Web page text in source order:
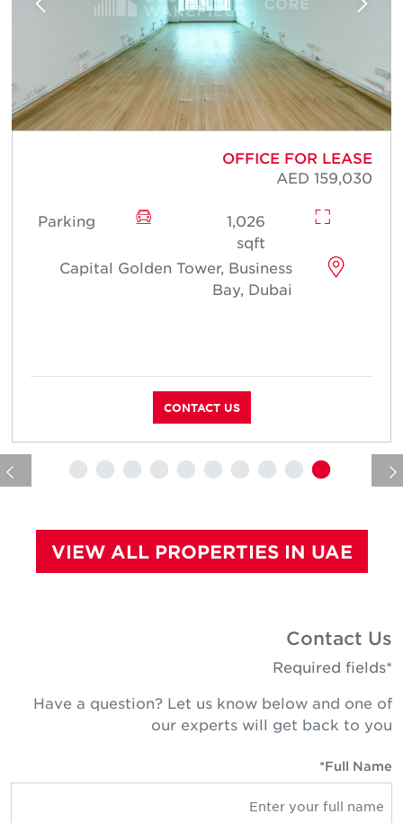
OFFICE FOR LEASE
AED 159,030
1,026
sqft
Parking
Capital Golden Tower, Business
Bay, Dubai
CONTACT US
VIEW ALL PROPERTIES IN UAE
Contact Us
Have a question? Let us know below and one of
our experts will get back to you
Full Name*